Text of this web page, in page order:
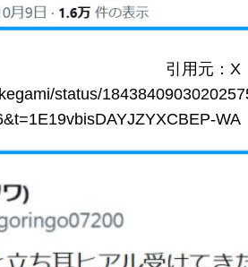
引用元：X
status/
WA